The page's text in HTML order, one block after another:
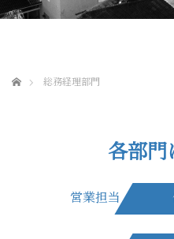
ホーム 総務経理部門
各部門
営業担当